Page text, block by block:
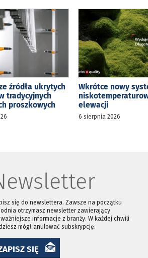
źródła ukrytych
tradycyjnych
proszkowych
Wkrótce nowy
elewacji
6 sierpnia 2026
się do newslettera. Zawsze na początku
otrzymasz newsletter zawierający
informacje z branży. W każdej chwili
mógł anulować subskrypcję.
SIĘ